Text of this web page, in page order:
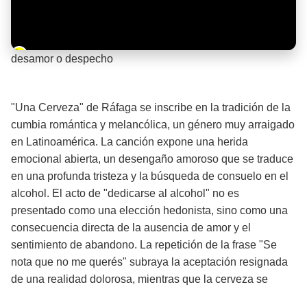
Barra de progreso de la reproducción
desamor o despecho
"Una Cerveza" de Ráfaga se inscribe en la tradición de la
cumbia romántica y melancólica, un género muy arraigado
en Latinoamérica. La canción expone una herida
emocional abierta, un desengaño amoroso que se traduce
en una profunda tristeza y la búsqueda de consuelo en el
alcohol. El acto de "dedicarse al alcohol" no es
presentado como una elección hedonista, sino como una
consecuencia directa de la ausencia de amor y el
sentimiento de abandono. La repetición de la frase "Se
nota que no me querés" subraya la aceptación resignada
de una realidad dolorosa, mientras que la cerveza se